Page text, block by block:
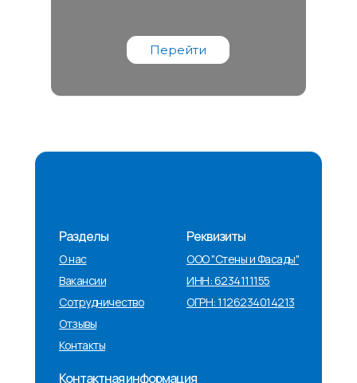
Перейти
Разделы
ИНН: 6234111155
ООО "Стены и Фасады"
ОГРН: 1126234014213
Реквизиты
Контактная информация
О нас
Сотрудничество
Отзывы
Вакансии
Контакты